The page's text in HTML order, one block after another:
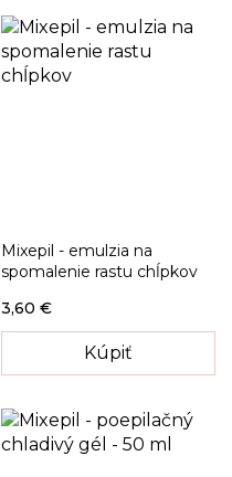
Mixepil - emulzia na
spomalenie rastu chĺpkov
3,60 €
Kúpiť